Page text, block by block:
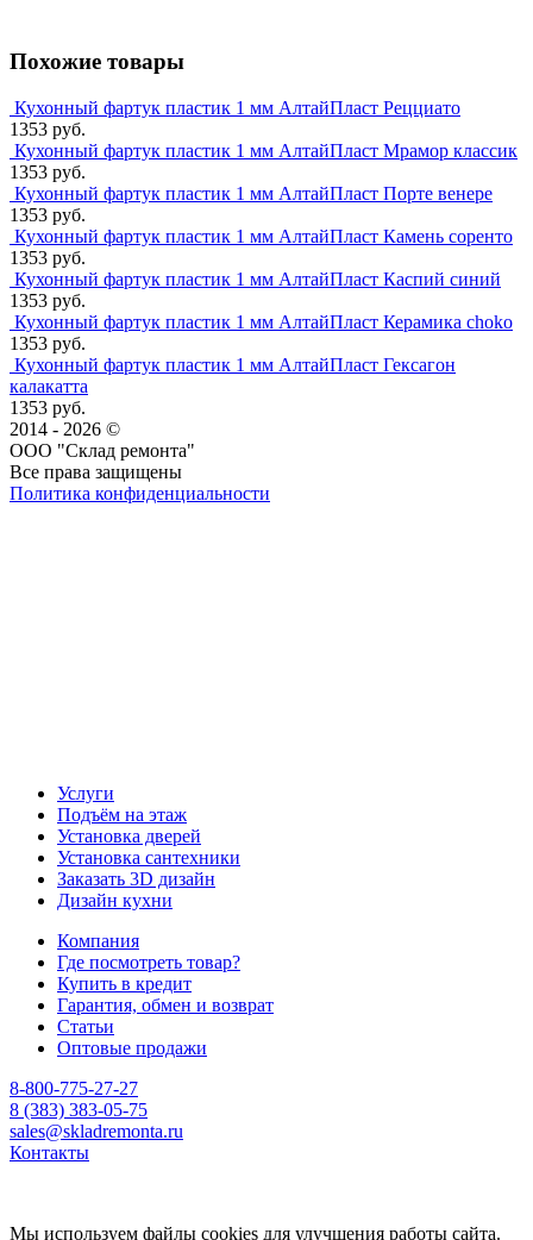
Похожие товары
Кухонный фартук пластик 1 мм АлтайПласт Рецциато
1353 руб.
Кухонный фартук пластик 1 мм АлтайПласт Мрамор классик
1353 руб.
Кухонный фартук пластик 1 мм АлтайПласт Порте венере
1353 руб.
Кухонный фартук пластик 1 мм АлтайПласт Камень соренто
1353 руб.
Кухонный фартук пластик 1 мм АлтайПласт Каспий синий
1353 руб.
Кухонный фартук пластик 1 мм АлтайПласт Керамика сhoko
1353 руб.
Кухонный фартук пластик 1 мм АлтайПласт Гексагон
калакатта
1353 руб.
2014 - 2026 ©
ООО "Склад ремонта"
Все права защищены
Политика конфиденциальности
Услуги
Подъём на этаж
Установка дверей
Установка сантехники
Заказать 3D дизайн
Дизайн кухни
Компания
Где посмотреть товар?
Купить в кредит
Гарантия, обмен и возврат
Статьи
Оптовые продажи
8-800-775-27-27
8 (383) 383-05-75
sales@skladremonta.ru
Контакты
Мы используем файлы cookies для улучшения работы сайта.